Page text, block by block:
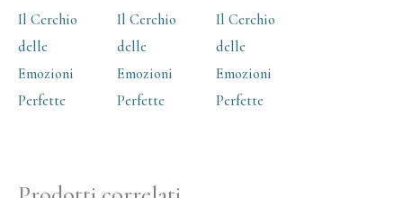
Il Cerchio
delle
Emozioni
Perfette
Il Cerchio
delle
Emozioni
Perfette
Il Cerchio
delle
Emozioni
Perfette